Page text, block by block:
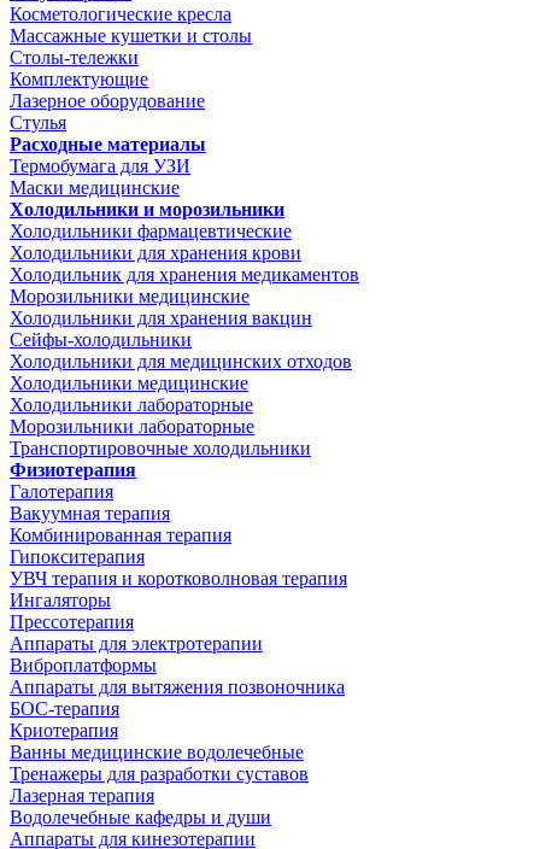
Косметологические кресла
Массажные кушетки и столы
Столы-тележки
Комплектующие
Лазерное оборудование
Стулья
Расходные материалы
Термобумага для УЗИ
Маски медицинские
Холодильники и морозильники
Холодильники фармацевтические
Холодильники для хранения крови
Холодильник для хранения медикаментов
Морозильники медицинские
Холодильники для хранения вакцин
Сейфы-холодильники
Холодильники для медицинских отходов
Холодильники медицинские
Холодильники лабораторные
Морозильники лабораторные
Транспортировочные холодильники
Физиотерапия
Галотерапия
Вакуумная терапия
Комбинированная терапия
Гипокситерапия
УВЧ терапия и коротковолновая терапия
Ингаляторы
Прессотерапия
Аппараты для электротерапии
Виброплатформы
Аппараты для вытяжения позвоночника
БОС-терапия
Криотерапия
Ванны медицинские водолечебные
Тренажеры для разработки суставов
Лазерная терапия
Водолечебные кафедры и души
Аппараты для кинезотерапии